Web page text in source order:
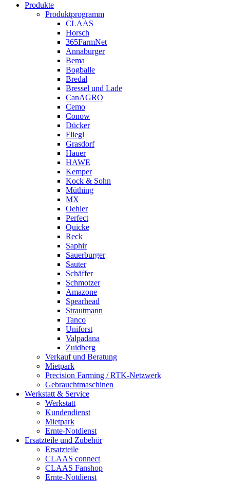
Produkte
Produktprogramm
CLAAS
Horsch
365FarmNet
Annaburger
Bema
Bogballe
Bredal
Bressel und Lade
CanAGRO
Cemo
Conow
Dücker
Fliegl
Grasdorf
Hauer
HAWE
Kemper
Kock & Sohn
Müthing
MX
Oehler
Perfect
Quicke
Reck
Saphir
Sauerburger
Sauter
Schäffer
Schmotzer
Amazone
Spearhead
Strautmann
Tanco
Uniforst
Valpadana
Zuidberg
Verkauf und Beratung
Mietpark
Precision Farming / RTK-Netzwerk
Gebrauchtmaschinen
Werkstatt & Service
Werkstatt
Kundendienst
Mietpark
Ernte-Notdienst
Ersatzteile und Zubehör
Ersatzteile
CLAAS connect
CLAAS Fanshop
Ernte-Notdienst